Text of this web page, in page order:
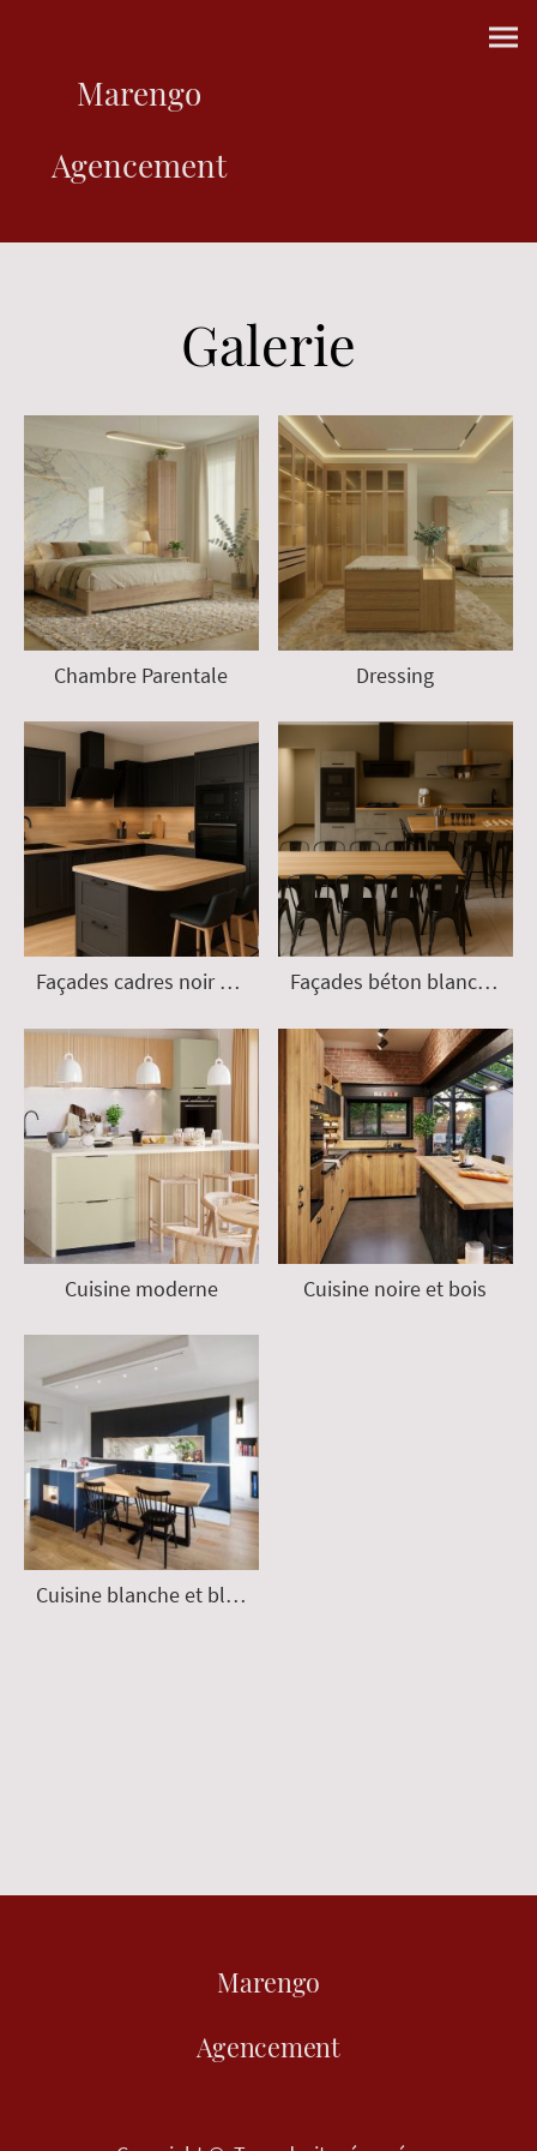
Marengo
Agencement
Galerie
Chambre Parentale Dressing
Façades cadres noir et plan de travail bois Façades béton blanc et plan de travail bois
Cuisine moderne Cuisine noire et bois
Cuisine blanche et bleue
Marengo
Agencement